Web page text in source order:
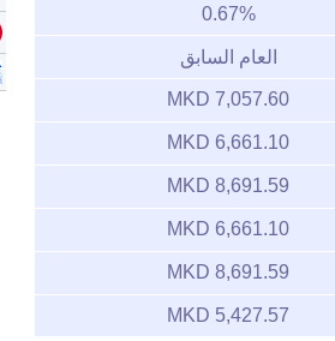
0.67%
العام السابق
7,057.60 MKD
6,661.10 MKD
8,691.59 MKD
6,661.10 MKD
8,691.59 MKD
5,427.57 MKD